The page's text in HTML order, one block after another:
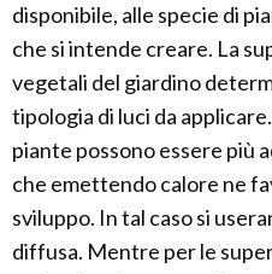
disponibile, alle specie di
che si intende creare. La
vegetali del giardino
tipologia di luci da
piante possono essere più
che emettendo calore ne
sviluppo. In tal caso si
diffusa. Mentre per le